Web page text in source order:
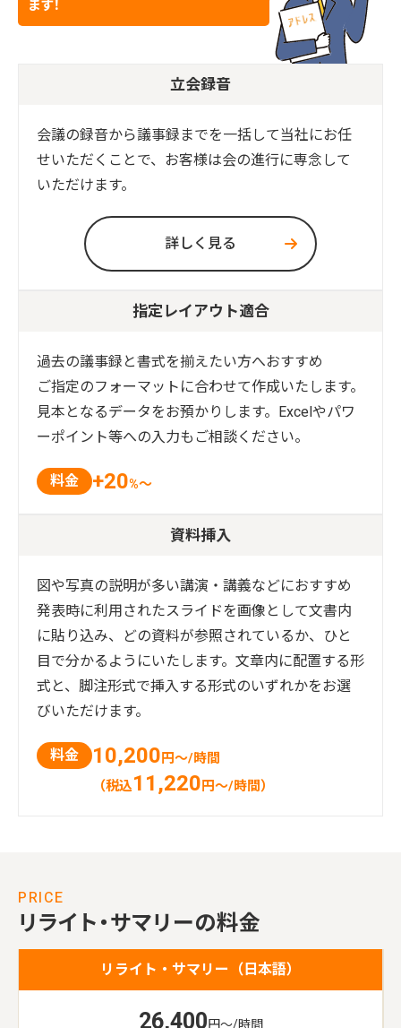
ます！
立会録音
会議の録音から議事録までを一括して当社にお任
せいただくことで、お客様は会の進行に専念して
いただけます。
詳しく見る
指定レイアウト適合
過去の議事録と書式を揃えたい方へおすすめ
ご指定のフォーマットに合わせて作成いたします。
見本となるデータをお預かりします。Excelやパワ
ーポイント等への入力もご相談ください。
料金 +20%～
資料挿入
図や写真の説明が多い講演・講義などにおすすめ
発表時に利用されたスライドを画像として文書内
に貼り込み、どの資料が参照されているか、ひと
目で分かるようにいたします。文章内に配置する形
式と、脚注形式で挿入する形式のいずれかをお選
びいただけます。
料金 10,200円～/時間
（税込11,220円～/時間）
PRICE
リライト・サマリーの料金